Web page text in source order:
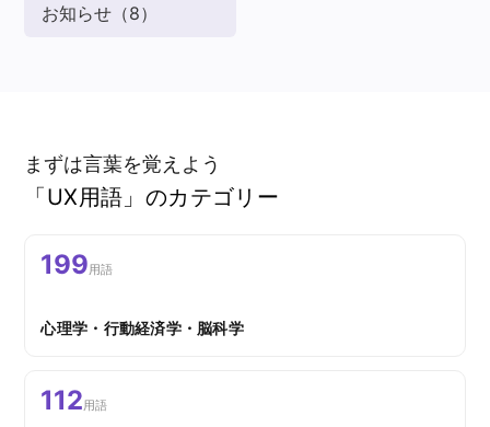
お知らせ （8）
まずは言葉を覚えよう
「UX用語」のカテゴリー
199用語
心理学・行動経済学・脳科学
112用語